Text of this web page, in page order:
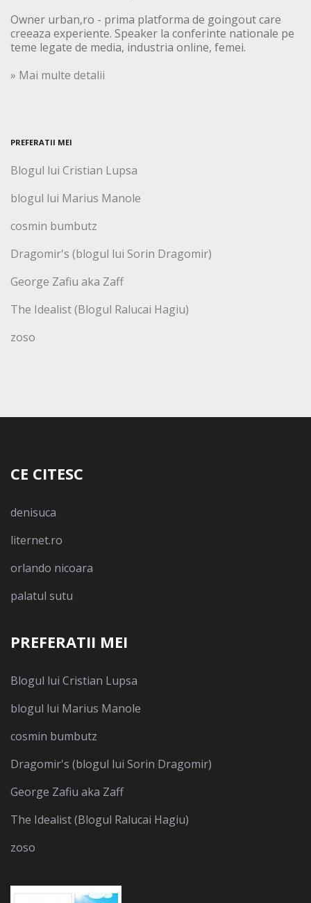
Owner urban,ro - prima platforma de goingout care
creeaza experiente. Speaker la conferinte nationale pe
teme legate de media, industria online, femei.
» Mai multe detalii
PREFERATII MEI
Blogul lui Cristian Lupsa
blogul lui Marius Manole
cosmin bumbutz
Dragomir's (blogul lui Sorin Dragomir)
George Zafiu aka Zaff
The Idealist (Blogul Ralucai Hagiu)
zoso
CE CITESC
denisuca
liternet.ro
orlando nicoara
palatul sutu
PREFERATII MEI
Blogul lui Cristian Lupsa
blogul lui Marius Manole
cosmin bumbutz
Dragomir's (blogul lui Sorin Dragomir)
George Zafiu aka Zaff
The Idealist (Blogul Ralucai Hagiu)
zoso